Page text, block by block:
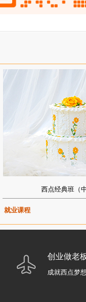
西点经典班（
就业课程
创业做老
成就西点梦想